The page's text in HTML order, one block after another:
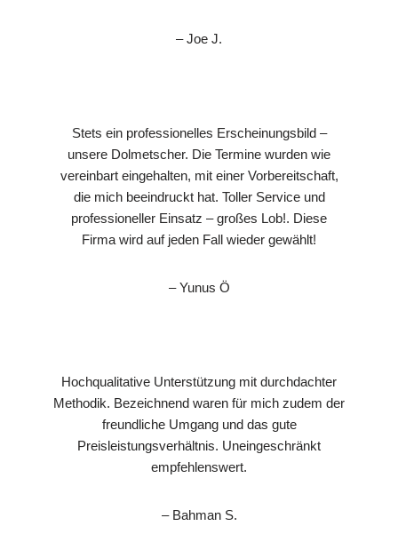
– Joe J.
Stets ein professionelles Erscheinungsbild –
unsere Dolmetscher. Die Termine wurden wie
vereinbart eingehalten, mit einer Vorbereitschaft,
die mich beeindruckt hat. Toller Service und
professioneller Einsatz – großes Lob!. Diese
Firma wird auf jeden Fall wieder gewählt!
– Yunus Ö
Hochqualitative Unterstützung mit durchdachter
Methodik. Bezeichnend waren für mich zudem der
freundliche Umgang und das gute
Preisleistungsverhältnis. Uneingeschränkt
empfehlenswert.
– Bahman S.